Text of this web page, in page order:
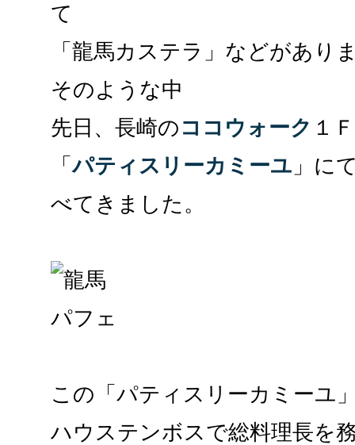
て
「龍馬カステラ」などがあり
そのような中
先日、長崎のココウォーク １
「パティスリーカミーユ 」に
べてきました。
この「パティスリーカミーユ
ハウステンボスで総料理長を